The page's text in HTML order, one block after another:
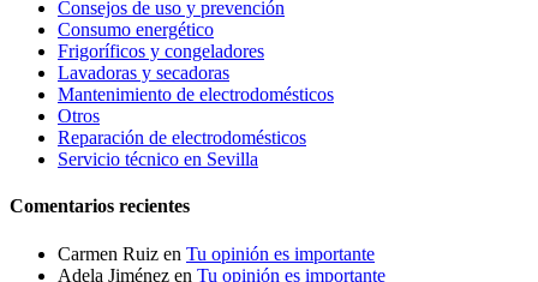
Consejos de uso y prevención
Consumo energético
Frigoríficos y congeladores
Lavadoras y secadoras
Mantenimiento de electrodomésticos
Otros
Reparación de electrodomésticos
Servicio técnico en Sevilla
Comentarios recientes
Carmen Ruiz en Tu opinión es importante
Adela Jiménez en Tu opinión es importante